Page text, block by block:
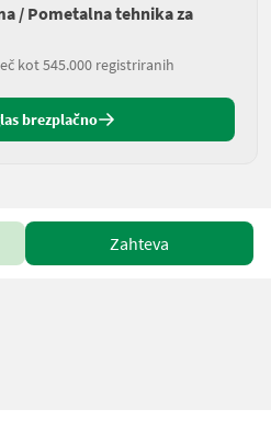
/ Pometalna tehnika za
kot 545.000 registriranih
brezplačno
Zahteva